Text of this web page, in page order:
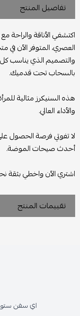
تفاصيل المنتج
اكتشفي الأناقة والراحة مع
العصري، المتوفر الآن
والتصميم الذي يناسب
بالسحاب تحت قدميك.
هذه السنيكرز مثالية
والأداء العالي.
لا تفوتي فرصة الحصول
أحدث صيحات الموضة.
اشتري الآن واخطي بثقة
تقييمات المنتج
اي سفن